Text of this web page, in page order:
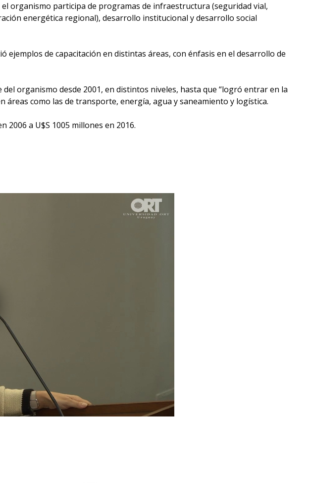
organismo participa de programas de infraestructura (seguridad vial,
energética regional), desarrollo institucional y desarrollo social
de capacitación en distintas áreas, con énfasis en el desarrollo de
organismo desde 2001, en distintos niveles, hasta que “logró entrar en la
áreas como las de transporte, energía, agua y saneamiento y logística.
2006 a U$S 1005 millones en 2016.